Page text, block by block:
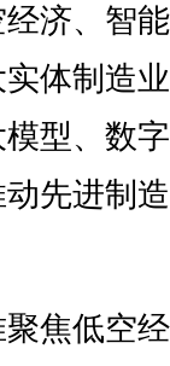
济、智
体制造
型、数
先进制
焦低空